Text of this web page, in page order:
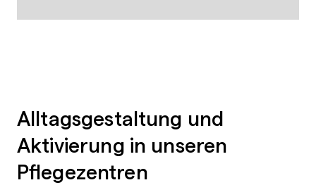
Alltagsgestaltung und
Aktivierung in unseren
Pflegezentren